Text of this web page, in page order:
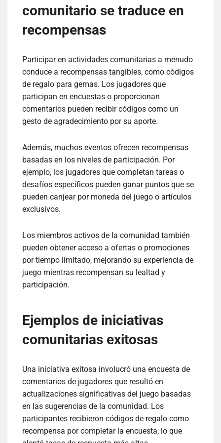
comunitario se traduce en
recompensas
Participar en actividades comunitarias a menudo
conduce a recompensas tangibles, como códigos
de regalo para gemas. Los jugadores que
participan en encuestas o proporcionan
comentarios pueden recibir códigos como un
gesto de agradecimiento por su aporte.
Además, muchos eventos ofrecen recompensas
basadas en los niveles de participación. Por
ejemplo, los jugadores que completan tareas o
desafíos específicos pueden ganar puntos que se
pueden canjear por moneda del juego o artículos
exclusivos.
Los miembros activos de la comunidad también
pueden obtener acceso a ofertas o promociones
por tiempo limitado, mejorando su experiencia de
juego mientras recompensan su lealtad y
participación.
Ejemplos de iniciativas
comunitarias exitosas
Una iniciativa exitosa involucró una encuesta de
comentarios de jugadores que resultó en
actualizaciones significativas del juego basadas
en las sugerencias de la comunidad. Los
participantes recibieron códigos de regalo como
recompensa por completar la encuesta, lo que